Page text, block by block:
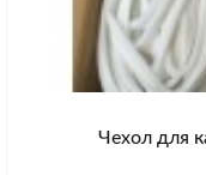
Чехол для